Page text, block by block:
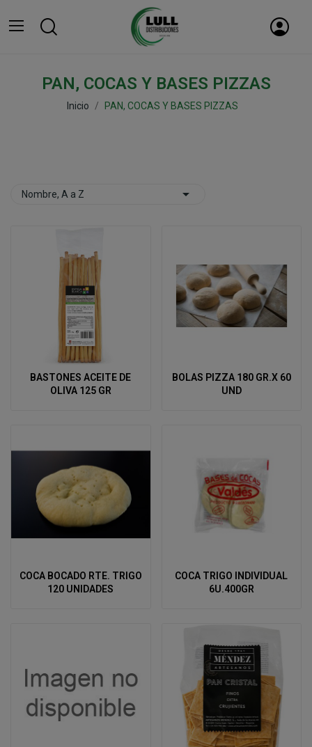
PAN, COCAS Y BASES PIZZAS
Inicio PAN, COCAS Y BASES PIZZAS
Nombre, A a Z 
BASTONES ACEITE DE
OLIVA 125 GR
BOLAS PIZZA 180 GR.X 60
UND
COCA BOCADO RTE. TRIGO
120 UNIDADES
COCA TRIGO INDIVIDUAL
6U.400GR